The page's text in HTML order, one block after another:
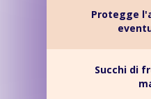
Protegge
Succhi di